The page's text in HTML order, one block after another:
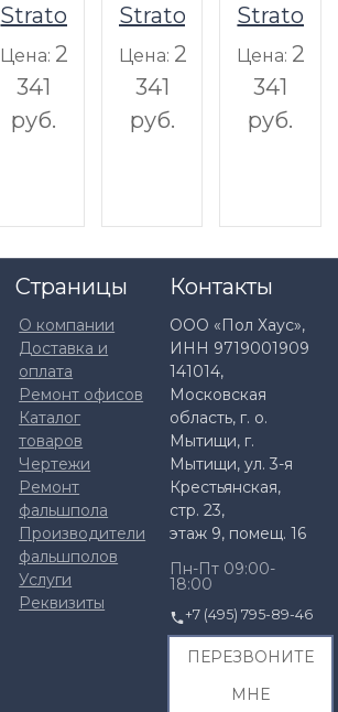
Stratos
9955
Цена: 2
341
руб.
Stratos
9960
Цена: 2
341
руб.
Stratos
2912
Цена: 2
341
руб.
Контакты
ООО «Пол Хаус»,
ИНН 9719001909
141014,
Московская
область, г. о.
Мытищи, г.
Мытищи, ул. 3-я
Крестьянская,
стр. 23,
этаж 9, помещ. 16
Пн-Пт 09:00-
18:00
+7 (495) 795-89-46
ПЕРЕЗВОНИТЕ
МНЕ
Страницы
О компании
Доставка и
оплата
Ремонт офисов
Каталог
товаров
Чертежи
Ремонт
фальшпола
Производители
фальшполов
Услуги
Реквизиты